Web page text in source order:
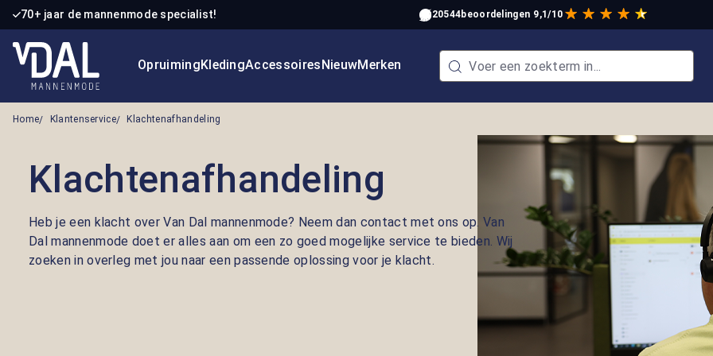
de hoofdinhoud
Ga naar de zoekopdracht
Ga naar de hoofdnavigatie
70+ jaar de mannenmode specialist! 20544beoordelingen 9,1/10
OpruimingKledingAccessoiresNieuwMerken
Home Klantenservice Klachtenafhandeling
Klachtenafhandeling
Heb je een klacht over Van Dal mannenmode? Neem dan contact met ons op. Van
Dal mannenmode doet er alles aan om een zo goed mogelijke service te bieden. Wij
zoeken in overleg met jou naar een passende oplossing voor je klacht.